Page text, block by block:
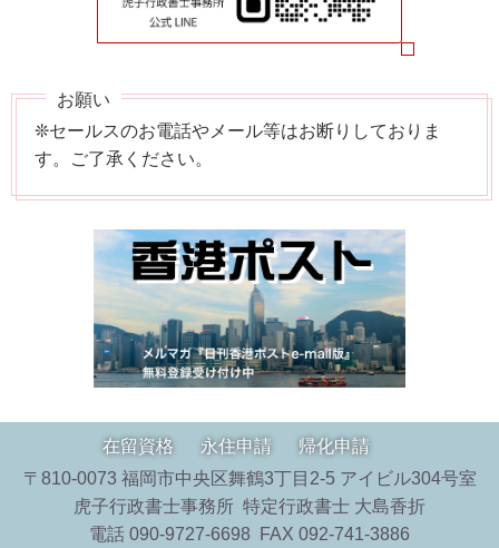
❊セールスのお電話やメール等はお断りしておりま
す。ご了承ください。
在留資格 永住申請
帰化申請
〒810-0073 福岡市中央区舞鶴3丁目2-5 アイビル304号室
虎子行政書士事務所 特定行政書士 大島香折
電話 090-9727-6698 FAX 092-741-3886